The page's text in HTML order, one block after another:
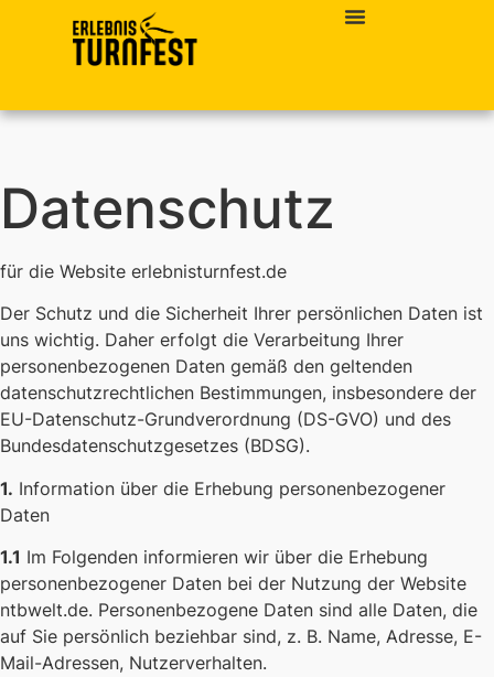
Datenschutz
für die Website erlebnisturnfest.de
Der Schutz und die Sicherheit Ihrer persönlichen Daten ist
uns wichtig. Daher erfolgt die Verarbeitung Ihrer
personenbezogenen Daten gemäß den geltenden
datenschutzrechtlichen Bestimmungen, insbesondere der
EU-Datenschutz-Grundverordnung (DS-GVO) und des
Bundesdatenschutzgesetzes (BDSG).
1. Information über die Erhebung personenbezogener
Daten
1.1 Im Folgenden informieren wir über die Erhebung
personenbezogener Daten bei der Nutzung der Website
ntbwelt.de. Personenbezogene Daten sind alle Daten, die
auf Sie persönlich beziehbar sind, z. B. Name, Adresse, E-
Mail-Adressen, Nutzerverhalten.